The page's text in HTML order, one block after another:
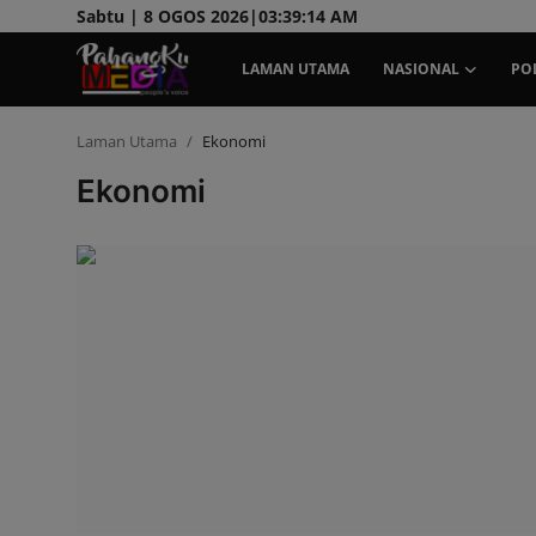
Sabtu | 8 OGOS 2026|03:39:14 AM
LAMAN UTAMA NASIONAL
Laman Utama
Nasional
Laman Utama Ekonomi
Ekonomi